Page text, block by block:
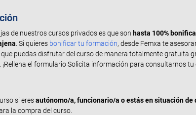
de nuestros cursos privados es que son hasta 100%
. Si quieres bonificar tu formación, desde Femxa te
puedas disfrutar del curso de manera totalmente gratuita
el formulario Solicita información para consultarnos tu
si eresautónomo/a, funcionario/a o estás en situación de
la compra del curso.